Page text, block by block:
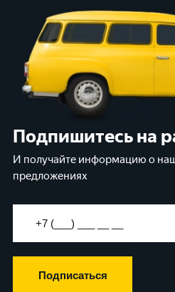
Подпишитесь на
И получайте информацию о
предложениях
Подписаться